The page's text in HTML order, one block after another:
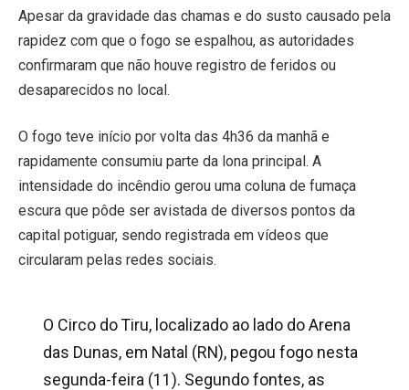
Apesar da gravidade das chamas e do susto causado pela
rapidez com que o fogo se espalhou, as autoridades
confirmaram que não houve registro de feridos ou
desaparecidos no local.
O fogo teve início por volta das 4h36 da manhã e
rapidamente consumiu parte da lona principal. A
intensidade do incêndio gerou uma coluna de fumaça
escura que pôde ser avistada de diversos pontos da
capital potiguar, sendo registrada em vídeos que
circularam pelas redes sociais.
O Circo do Tiru, localizado ao lado do Arena
das Dunas, em Natal (RN), pegou fogo nesta
segunda-feira (11). Segundo fontes, as